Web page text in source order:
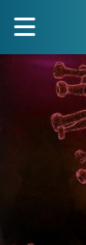
zum
Inhalt